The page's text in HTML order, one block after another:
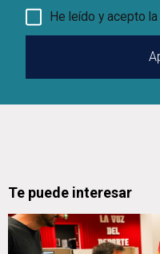
He leído y acepto la
Te puede interesar